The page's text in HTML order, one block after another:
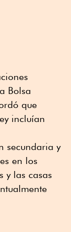
Bolsa
que
incluían
secundaria y
en los
y las casas